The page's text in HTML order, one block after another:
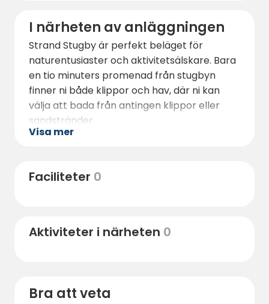
I närheten av anläggningen
Strand Stugby är perfekt beläget för
naturentusiaster och aktivitetsälskare. Bara
en tio minuters promenad från stugbyn
finner ni både klippor och hav, där ni kan
välja att bada från antingen klippor eller
sandstränder.
flera vandrings- och cykelleder direkt
Visa mer
Faciliteter 0
Aktiviteter i närheten 0
Bra att veta